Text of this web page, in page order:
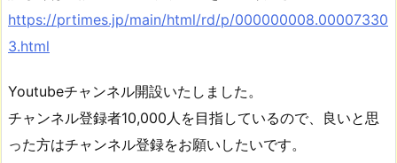
https://prtimes.jp/main/html/rd/p/000000008.00007330
3.html
Youtubeチャンネル開設いたしました。
チャンネル登録者10,000人を目指しているので、良いと思
った方はチャンネル登録をお願いしたいです。